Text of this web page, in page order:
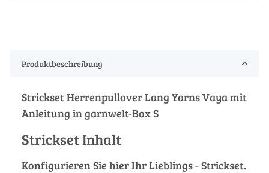
Produktbeschreibung
Strickset Herrenpullover Lang Yarns Vaya mit
Anleitung in garnwelt-Box S
Strickset Inhalt
Konfigurieren Sie hier Ihr Lieblings - Strickset.